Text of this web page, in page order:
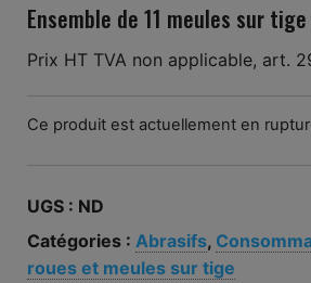
Ensemble de 11 meules sur
Prix HT TVA non applicable, art.
Ce produit est actuellement en
UGS : ND
Catégories : Abrasifs,
roues et meules sur tige